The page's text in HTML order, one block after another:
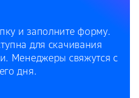
и заполните форму.
для скачивания
Менеджеры свяжутся с
дня.